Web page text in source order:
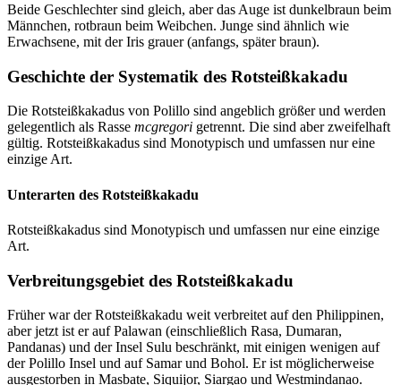
Beide Geschlechter sind gleich, aber das Auge ist dunkelbraun beim
Männchen, rotbraun beim Weibchen. Junge sind ähnlich wie
Erwachsene, mit der Iris grauer (anfangs, später braun).
Geschichte der Systematik des Rotsteißkakadu
Die Rotsteißkakadus von Polillo sind angeblich größer und werden
gelegentlich als Rasse mcgregori getrennt. Die sind aber zweifelhaft
gültig. Rotsteißkakadus sind Monotypisch und umfassen nur eine
einzige Art.
Unterarten des Rotsteißkakadu
Rotsteißkakadus sind Monotypisch und umfassen nur eine einzige
Art.
Verbreitungsgebiet des Rotsteißkakadu
Früher war der Rotsteißkakadu weit verbreitet auf den Philippinen,
aber jetzt ist er auf Palawan (einschließlich Rasa, Dumaran,
Pandanas) und der Insel Sulu beschränkt, mit einigen wenigen auf
der Polillo Insel und auf Samar und Bohol. Er ist möglicherweise
ausgestorben in Masbate, Siquijor, Siargao und Westmindanao.